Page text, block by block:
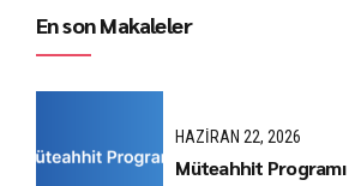
En son Makaleler
HAZIRAN 22, 2026
Müteahhit Programı